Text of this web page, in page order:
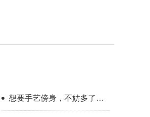
想要手艺傍身，不妨多了解
一下美业这个方向